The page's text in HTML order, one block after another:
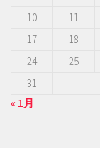
10
11
17
18
24
25
31
« 1月